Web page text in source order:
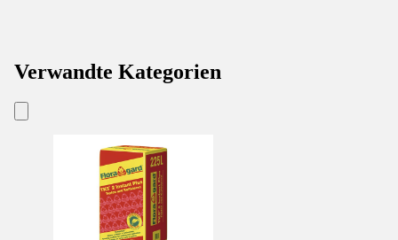
Verwandte Kategorien